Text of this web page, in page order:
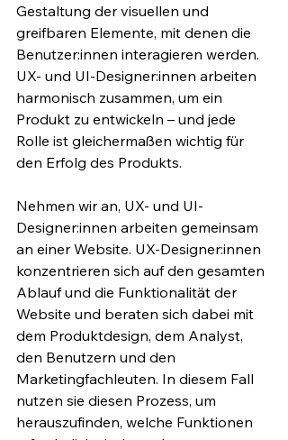
Gestaltung der visuellen und
greifbaren Elemente, mit denen die
Benutzer:innen interagieren werden.
UX- und UI-Designer:innen arbeiten
harmonisch zusammen, um ein
Produkt zu entwickeln – und jede
Rolle ist gleichermaßen wichtig für
den Erfolg des Produkts.
Nehmen wir an, UX- und UI-
Designer:innen arbeiten gemeinsam
an einer Website. UX-Designer:innen
konzentrieren sich auf den gesamten
Ablauf und die Funktionalität der
Website und beraten sich dabei mit
dem Produktdesign, dem Analyst,
den Benutzern und den
Marketingfachleuten. In diesem Fall
nutzen sie diesen Prozess, um
herauszufinden, welche Funktionen